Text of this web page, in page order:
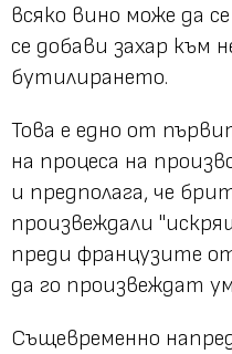
всяко вино може да
се добави захар към
бутилирането.
Това е едно от
на процеса на
и предполага, че
произвеждали
преди французите
да го произвеждат
Същевременно